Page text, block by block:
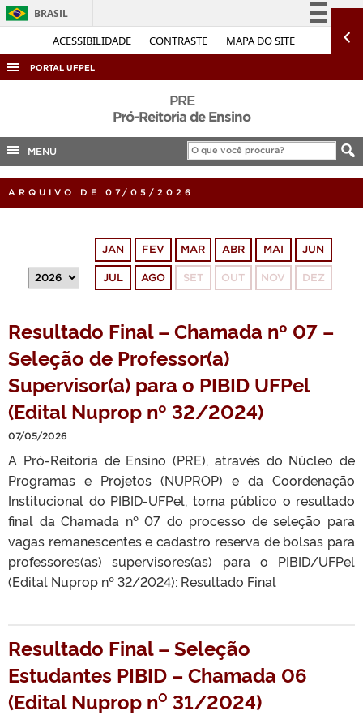
ACESSIBILIDADE CONTRASTE MAPA DO SITE
BRASIL
Simplifique!
Acesso à informação
Legislação
Canais
PORTAL UFPEL
COBALTO
CONCURSOS
PORTARIAS
PRE
Pró-Reitoria de Ensino
MENU
ARQUIVO DE 07/05/2026
JAN FEV MAR ABR MAI JUN
JUL AGO SET OUT NOV DEZ
Resultado Final – Chamada nº 07 –
Seleção de Professor(a)
Supervisor(a) para o PIBID UFPel
(Edital Nuprop nº 32/2024)
07/05/2026
A Pró-Reitoria de Ensino (PRE), através do Núcleo de
Programas e Projetos (NUPROP) e da Coordenação
Institucional do PIBID-UFPel, torna público o resultado
final da Chamada nº 07 do processo de seleção para
vagas remanescentes e cadastro reserva de bolsas para
professores(as) supervisores(as) para o PIBID/UFPel
(Edital Nuprop nº 32/2024): Resultado Final
Resultado Final – Seleção
Estudantes PIBID – Chamada 06
(Edital Nuprop n⁰ 31/2024)